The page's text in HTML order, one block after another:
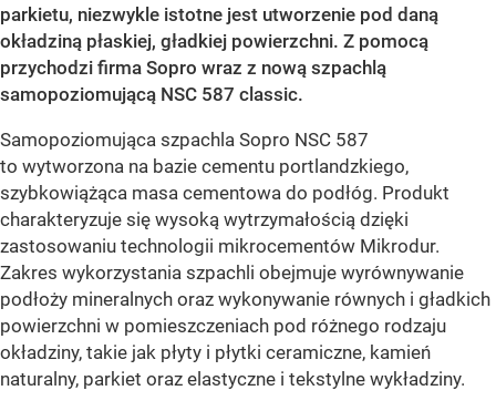
parkietu, niezwykle istotne jest utworzenie pod daną
okładziną płaskiej, gładkiej powierzchni. Z pomocą
przychodzi firma Sopro wraz z nową szpachlą
samopoziomującą NSC 587 classic.
Samopoziomująca szpachla Sopro NSC 587
to wytworzona na bazie cementu portlandzkiego,
szybkowiążąca masa cementowa do podłóg. Produkt
charakteryzuje się wysoką wytrzymałością dzięki
zastosowaniu technologii mikrocementów Mikrodur.
Zakres wykorzystania szpachli obejmuje wyrównywanie
podłoży mineralnych oraz wykonywanie równych i gładkich
powierzchni w pomieszczeniach pod różnego rodzaju
okładziny, takie jak płyty i płytki ceramiczne, kamień
naturalny, parkiet oraz elastyczne i tekstylne wykładziny.